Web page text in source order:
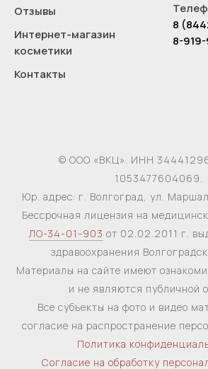
Отзывы
Интернет-магазин
косметики
Контакты
8
8-
© ООО «ВКЦ». ИНН
1053477604069.
Юр. адрес: г. Волгоград, ул.
Бессрочная лицензия на
ЛО-34-01-903 от 02.02.2011 г.
здравоохранения
Материалы на сайте имеют
и не являются публичной
Все субъекты на фото и видео
согласие на распространение
Политика
Согласие на обработку